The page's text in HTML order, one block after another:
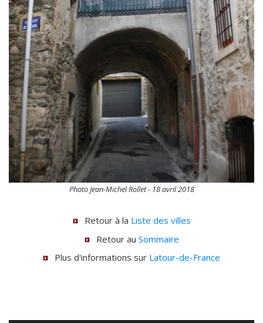
Photo Jean-Michel Rollet - 18 avril 2018
Retour à la Liste des villes
Retour au Sommaire
Plus d'informations sur Latour-de-France